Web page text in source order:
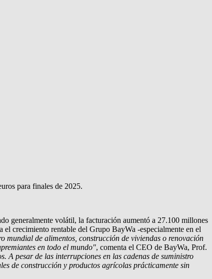
para finales de 2025.
generalmente volátil, la facturación aumentó a 27.100 millones
crecimiento rentable del Grupo BayWa -especialmente en el
mundial de alimentos, construcción de viviendas o renovación
en todo el mundo", comenta el CEO de BayWa, Prof.
A pesar de las interrupciones en las cadenas de suministro
de construcción y productos agrícolas prácticamente sin